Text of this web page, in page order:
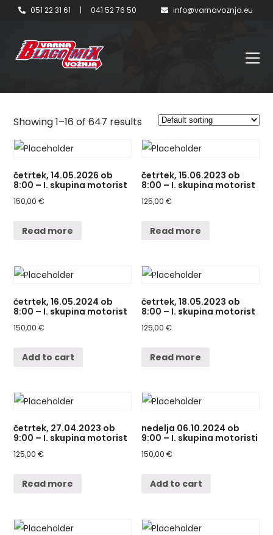
051 22 31 61 | 041 52 76 50 info@varnavoznja.eu
Showing 1–16 of 647 results
četrtek, 14.05.2026 ob
8:00 – I. skupina motorist
150,00€
Read more
četrtek, 15.06.2023 ob
8:00 – I. skupina motorist
125,00€
Read more
četrtek, 16.05.2024 ob
8:00 – I. skupina motorist
150,00€
Add to cart
četrtek, 18.05.2023 ob
8:00 – I. skupina motorist
125,00€
Read more
četrtek, 27.04.2023 ob
9:00 – I. skupina motorist
125,00€
Read more
nedelja 06.10.2024 ob
9:00 – I. skupina motoristi
150,00€
Add to cart